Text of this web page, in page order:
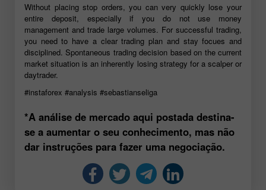
Without placing stop orders, you can very quickly lose your
entire deposit, especially if you do not use money
management and trade large volumes. For successful trading,
you need to have a clear trading plan and stay focues and
disciplined. Spontaneous trading decision based on the current
market situation is an inherently losing strategy for a scalper or
daytrader.
#instaforex #analysis #sebastianseliga
*A análise de mercado aqui postada destina-
se a aumentar o seu conhecimento, mas não
dar instruções para fazer uma negociação.